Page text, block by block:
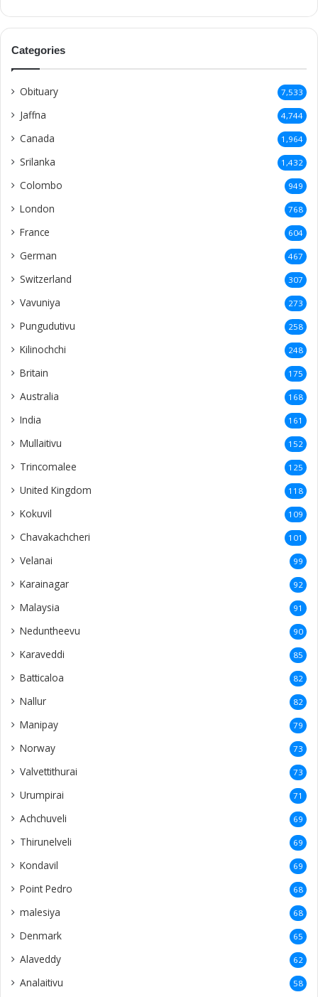
Categories
Obituary 7,533
Jaffna 4,744
Canada 1,964
Srilanka 1,432
Colombo 949
London 768
France 604
German 467
Switzerland 307
Vavuniya 273
Pungudutivu 258
Kilinochchi 248
Britain 175
Australia 168
India 161
Mullaitivu 152
Trincomalee 125
United Kingdom 118
Kokuvil 109
Chavakachcheri 101
Velanai 99
Karainagar 92
Malaysia 91
Neduntheevu 90
Karaveddi 85
Batticaloa 82
Nallur 82
Manipay 79
Norway 73
Valvettithurai 73
Urumpirai 71
Achchuveli 69
Thirunelveli 69
Kondavil 69
Point Pedro 68
malesiya 68
Denmark 65
Alaveddy 62
Analaitivu 58